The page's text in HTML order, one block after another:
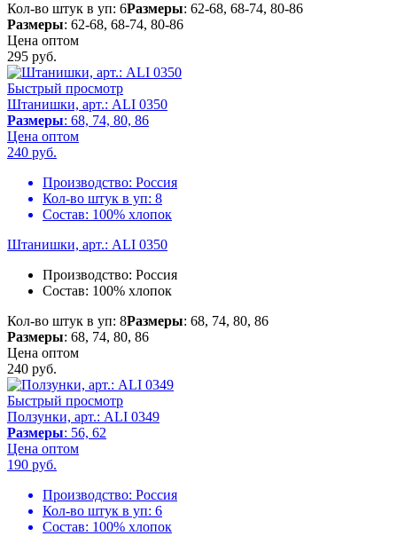
Кол-во штук в уп: 6Размеры: 62-68, 68-74, 80-86
Размеры: 62-68, 68-74, 80-86
Цена оптом
295 руб.
Быстрый просмотр
Штанишки, арт.: ALI 0350
Размеры: 68, 74, 80, 86
Цена оптом
240 руб.
Производство: Россия
Кол-во штук в уп: 8
Состав: 100% хлопок
Штанишки, арт.: ALI 0350
Производство: Россия
Состав: 100% хлопок
Кол-во штук в уп: 8Размеры: 68, 74, 80, 86
Размеры: 68, 74, 80, 86
Цена оптом
240 руб.
Быстрый просмотр
Ползунки, арт.: ALI 0349
Размеры: 56, 62
Цена оптом
190 руб.
Производство: Россия
Кол-во штук в уп: 6
Состав: 100% хлопок